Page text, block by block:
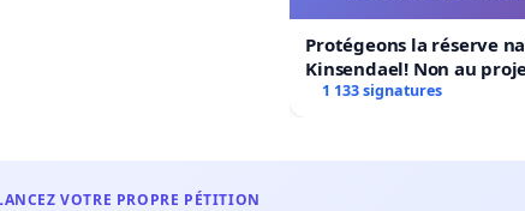
Protégeons la réserve
Kinsendael! Non au
Centre sportif Le Roseau!
1 133 signatures
VOTRE PROPRE PÉTITION